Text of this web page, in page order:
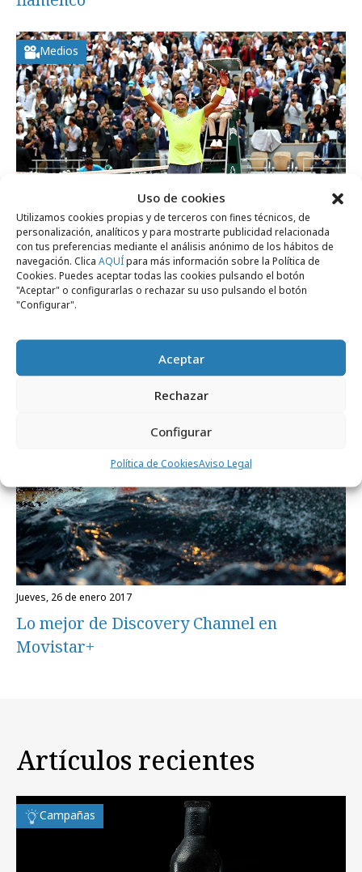
Uso de cookies
Utilizamos cookies propias y de terceros con fines técnicos, de
personalización, analíticos y para mostrarte publicidad relacionada
con tus preferencias mediante el análisis anónimo de los hábitos de
navegación. Clica AQUÍpara más información sobre la Política de
Cookies. Puedes aceptar todas las cookies pulsando el botón
"Aceptar" o configurarlas o rechazar su uso pulsando el botón
"Configurar".
Aceptar
Rechazar
Configurar
Política de CookiesAviso Legal
Medios
lunes, 22 de julio 2019
DAZN firma un acuerdo con Discovery e
jueves, 26 de enero 2017
Lo mejor de Discovery Channel en
Movistar+
Artículos recientes
Campañas